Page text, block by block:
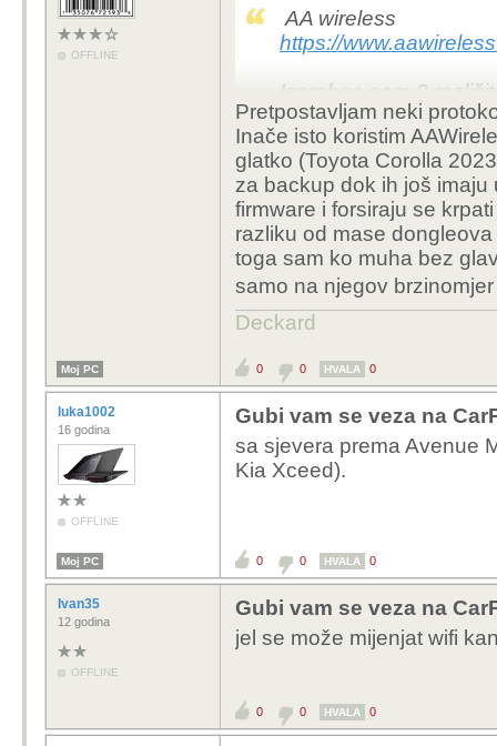
OFFLINE
AA wireless
https://
Isprobao sam 3
pa ne vjerujem da je
jednostavno prekine
da treba koristiti
ponovno što nije baš
puta u kratkom roku
redu. Rijetko koristim
da radi. Iako si
upozorenja na
Pretpostavljam neki
Inače isto koristim
glatko (Toyota Corolla
za backup dok ih još
firmware i forsiraju se
razliku od mase
toga sam ko muha bez
samo na njegov
Deckard
Moj PC 0 0 HVALA 0
luka1002
16 godina
OFFLINE
Gubi vam se veza na
sa sjevera prema Avenue
Kia Xceed).
Moj PC 0 0 HVALA 0
Ivan35
12 godina
OFFLINE
Gubi vam se veza na
jel se može mijenjat wifi
0 0 HVALA 0